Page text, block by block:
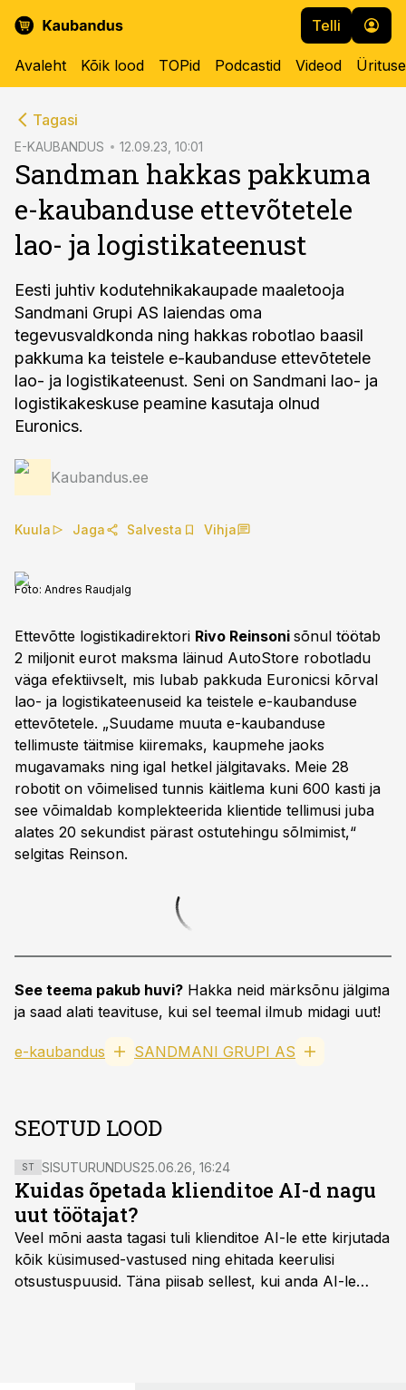
Telli
Avaleht Kõik lood TOPid Podcastid Videod
Tagasi
E-KAUBANDUS 12.09.23, 10:01
Sandman hakkas pakkuma
e-kaubanduse ettevõtetele
lao- ja logistikateenust
Eesti juhtiv kodutehnikakaupade maaletooja
Sandmani Grupi AS laiendas oma
tegevusvaldkonda ning hakkas robotlao baasil
pakkuma ka teistele e-kaubanduse ettevõtetele
lao- ja logistikateenust. Seni on Sandmani lao- ja
logistikakeskuse peamine kasutaja olnud
Euronics.
Kaubandus.ee
Kuula Jaga Salvesta Vihja
Foto: Andres Raudjalg
Ettevõtte logistikadirektori Rivo Reinsoni sõnul töötab
2 miljonit eurot maksma läinud AutoStore robotladu
väga efektiivselt, mis lubab pakkuda Euronicsi kõrval
lao- ja logistikateenuseid ka teistele e-kaubanduse
ettevõtetele. „Suudame muuta e-kaubanduse
tellimuste täitmise kiiremaks, kaupmehe jaoks
mugavamaks ning igal hetkel jälgitavaks. Meie 28
robotit on võimelised tunnis käitlema kuni 600 kasti ja
see võimaldab komplekteerida klientide tellimusi juba
alates 20 sekundist pärast ostutehingu sõlmimist,“
selgitas Reinson.
See teema pakub huvi? Hakka neid märksõnu jälgima
ja saad alati teavituse, kui sel teemal ilmub midagi uut!
e-kaubandus SANDMANI GRUPI AS
SEOTUD LOOD
ST SISUTURUNDUS25.06.26, 16:24
Kuidas õpetada klienditoe AI-d nagu
uut töötajat?
Veel mõni aasta tagasi tuli klienditoe AI-le ette kirjutada
kõik küsimused-vastused ning ehitada keerulisi
otsustuspuusid. Täna piisab sellest, kui anda AI-le